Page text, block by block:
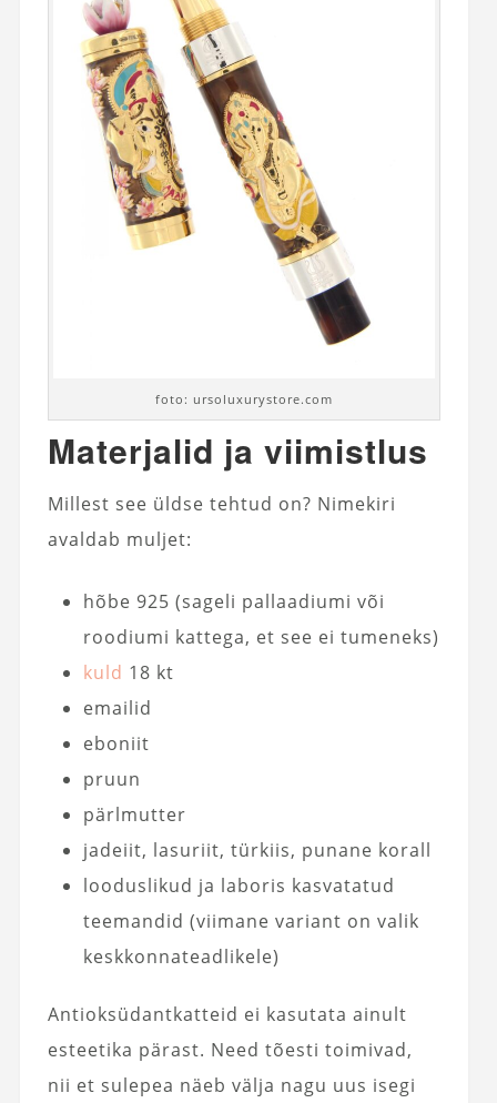
foto: ursoluxurystore.com
Materjalid ja viimistlus
Millest see üldse tehtud on? Nimekiri
avaldab muljet:
hõbe 925 (sageli pallaadiumi või
roodiumi kattega, et see ei tumeneks)
kuld 18 kt
emailid
eboniit
pruun
pärlmutter
jadeiit, lasuriit, türkiis, punane korall
looduslikud ja laboris kasvatatud
teemandid (viimane variant on valik
keskkonnateadlikele)
Antioksüdantkatteid ei kasutata ainult
esteetika pärast. Need tõesti toimivad,
nii et sulepea näeb välja nagu uus isegi